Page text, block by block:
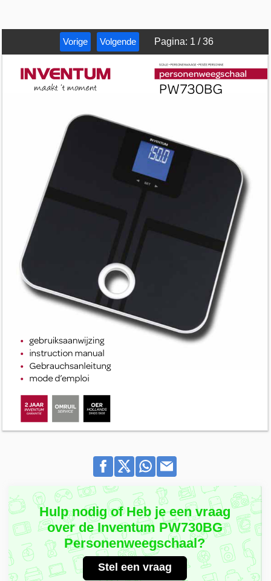
Vorige Volgende Pagina: 1 /36
Hulp nodig of Heb je een vraag
over de Inventum PW730BG
Personenweegschaal?
Stel een vraag